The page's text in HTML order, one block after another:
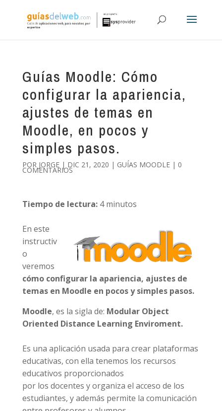
Guías Moodle: Cómo
configurar la apariencia,
ajustes de temas en
Moodle, en pocos y
simples pasos.
POR JORGE| DIC 21, 2020 | GUÍAS MOODLE| 0
COMENTARIOS
Tiempo de lectura: 4 minutos
En este
instructiv
o
veremos
cómo configurar la apariencia, ajustes de
temas en Moodle en pocos y simples pasos.
Moodle, es la sigla de: Modular Object
Oriented Distance Learning Enviroment.
Es una aplicación usada para crear plataformas
educativas, con ella tenemos los recursos
educativos proporcionados
por los docentes y organiza el acceso de los
estudiantes, y además permite la comunicación